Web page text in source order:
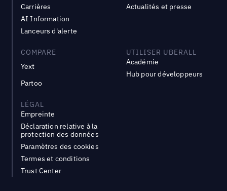
Carrières
AI Information
Lanceurs d'alerte
Actualités et presse
COMPARE
Yext
Partoo
UTILISER UBERALL
Académie
Hub pour développeurs
LÉGAL
Empreinte
Déclaration relative à la
protection des données
Paramètres des cookies
Termes et conditions
Trust Center